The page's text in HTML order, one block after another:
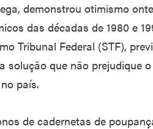
demonstrou otimismo
das décadas de 1980 e
Tribunal Federal (STF),
solução que não prejudique o
país.
de cadernetas de